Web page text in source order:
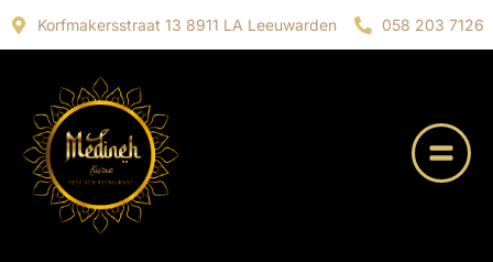
Korfmakersstraat 13 8911 LA Leeuwarden 058 203 7126